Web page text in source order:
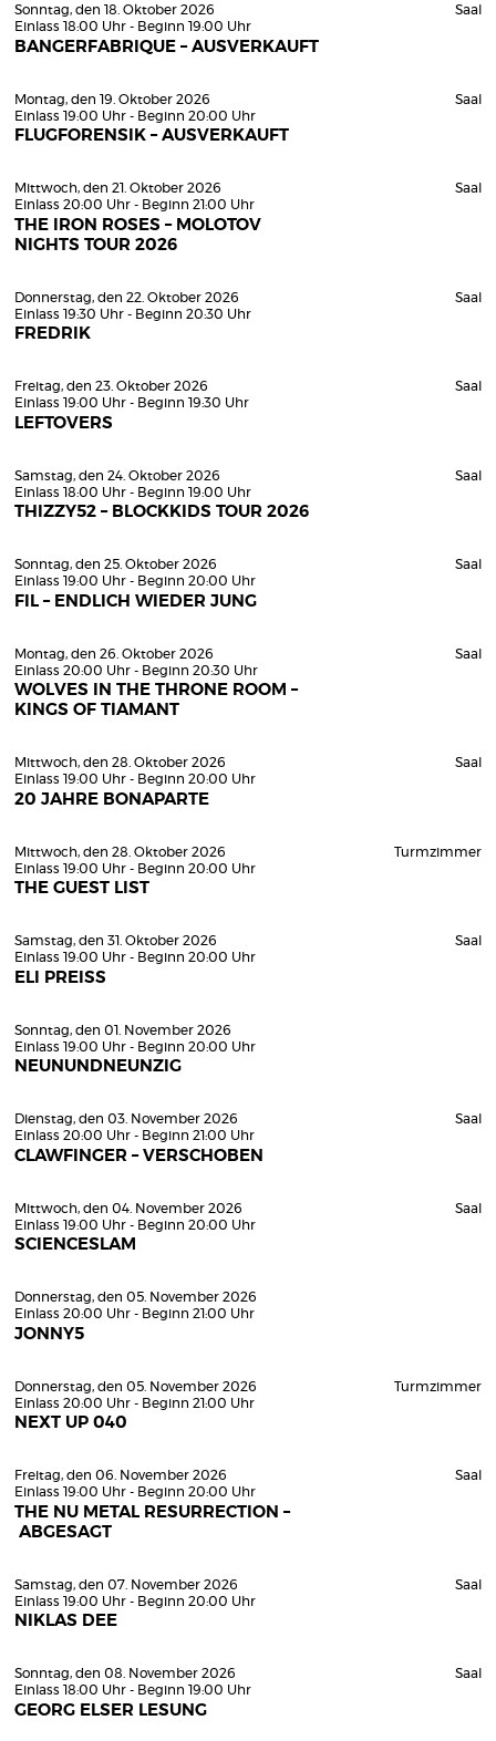
Sonntag, den 18. Oktober 2026
Einlass 18:00 Uhr - Beginn 19:00 Uhr
BANGERFABRIQUE – AUSVERKAUFT
Saal
Montag, den 19. Oktober 2026
Einlass 19:00 Uhr - Beginn 20:00 Uhr
FLUGFORENSIK – AUSVERKAUFT
Saal
Mittwoch, den 21. Oktober 2026
Einlass 20:00 Uhr - Beginn 21:00 Uhr
THE IRON ROSES – MOLOTOV
NIGHTS TOUR 2026
Saal
Donnerstag, den 22. Oktober 2026
Einlass 19:30 Uhr - Beginn 20:30 Uhr
FREDRIK
Saal
Freitag, den 23. Oktober 2026
Einlass 19:00 Uhr - Beginn 19:30 Uhr
LEFTOVERS
Saal
Samstag, den 24. Oktober 2026
Einlass 18:00 Uhr - Beginn 19:00 Uhr
THIZZY52 – BLOCKKIDS TOUR 2026
Saal
Sonntag, den 25. Oktober 2026
Einlass 19:00 Uhr - Beginn 20:00 Uhr
FIL – ENDLICH WIEDER JUNG
Saal
Montag, den 26. Oktober 2026
Einlass 20:00 Uhr - Beginn 20:30 Uhr
WOLVES IN THE THRONE ROOM –
KINGS OF TIAMANT
Saal
Mittwoch, den 28. Oktober 2026
Einlass 19:00 Uhr - Beginn 20:00 Uhr
20 JAHRE BONAPARTE
Saal
Mittwoch, den 28. Oktober 2026
Einlass 19:00 Uhr - Beginn 20:00 Uhr
THE GUEST LIST
Turmzimmer
Samstag, den 31. Oktober 2026
Einlass 19:00 Uhr - Beginn 20:00 Uhr
ELI PREISS
Saal
Sonntag, den 01. November 2026
Einlass 19:00 Uhr - Beginn 20:00 Uhr
NEUNUNDNEUNZIG
Dienstag, den 03. November 2026
Einlass 20:00 Uhr - Beginn 21:00 Uhr
CLAWFINGER – VERSCHOBEN
Saal
Mittwoch, den 04. November 2026
Einlass 19:00 Uhr - Beginn 20:00 Uhr
SCIENCESLAM
Saal
Donnerstag, den 05. November 2026
Einlass 20:00 Uhr - Beginn 21:00 Uhr
JONNY5
Donnerstag, den 05. November 2026
Einlass 20:00 Uhr - Beginn 21:00 Uhr
NEXT UP 040
Turmzimmer
Freitag, den 06. November 2026
Einlass 19:00 Uhr - Beginn 20:00 Uhr
THE NU METAL RESURRECTION –
ABGESAGT
Saal
Samstag, den 07. November 2026
Einlass 19:00 Uhr - Beginn 20:00 Uhr
NIKLAS DEE
Saal
Sonntag, den 08. November 2026
Einlass 18:00 Uhr - Beginn 19:00 Uhr
GEORG ELSER LESUNG
Saal